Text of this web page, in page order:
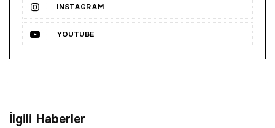
INSTAGRAM
YOUTUBE
İlgili Haberler